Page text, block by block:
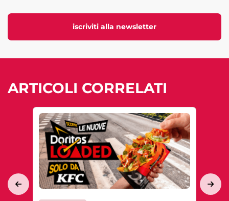
iscriviti alla newsletter
ARTICOLI CORRELATI